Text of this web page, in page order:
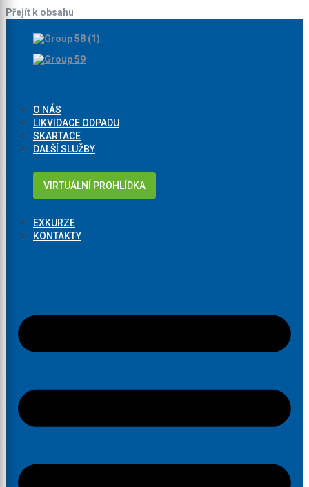
Přejít k obsahu
O NÁS
LIKVIDACE ODPADU
SKARTACE
DALŠÍ SLUŽBY
VIRTUÁLNÍ PROHLÍDKA
EXKURZE
KONTAKTY